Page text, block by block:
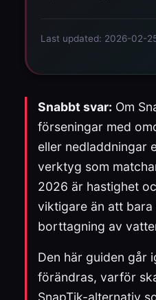
Last updated: 2026-02-
Snabbt svar: Om
förseningar med
eller nedladdningar
verktyg som
2026 är hastighet
viktigare än att
borttagning av
Den här guiden går
förändras, varför
SnapTik-alternativ